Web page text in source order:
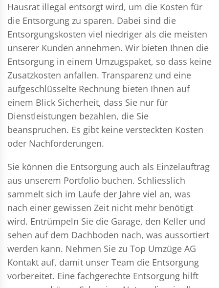
Hausrat illegal entsorgt wird, um die Kosten für
die Entsorgung zu sparen. Dabei sind die
Entsorgungskosten viel niedriger als die meisten
unserer Kunden annehmen. Wir bieten Ihnen die
Entsorgung in einem Umzugspaket, so dass keine
Zusatzkosten anfallen. Transparenz und eine
aufgeschlüsselte Rechnung bieten Ihnen auf
einem Blick Sicherheit, dass Sie nur für
Dienstleistungen bezahlen, die Sie
beanspruchen. Es gibt keine versteckten Kosten
oder Nachforderungen.
Sie können die Entsorgung auch als Einzelauftrag
aus unserem Portfolio buchen. Schliesslich
sammelt sich im Laufe der Jahre viel an, was
nach einer gewissen Zeit nicht mehr benötigt
wird. Entrümpeln Sie die Garage, den Keller und
sehen auf dem Dachboden nach, was aussortiert
werden kann. Nehmen Sie zu Top Umzüge AG
Kontakt auf, damit unser Team die Entsorgung
vorbereitet. Eine fachgerechte Entsorgung hilft